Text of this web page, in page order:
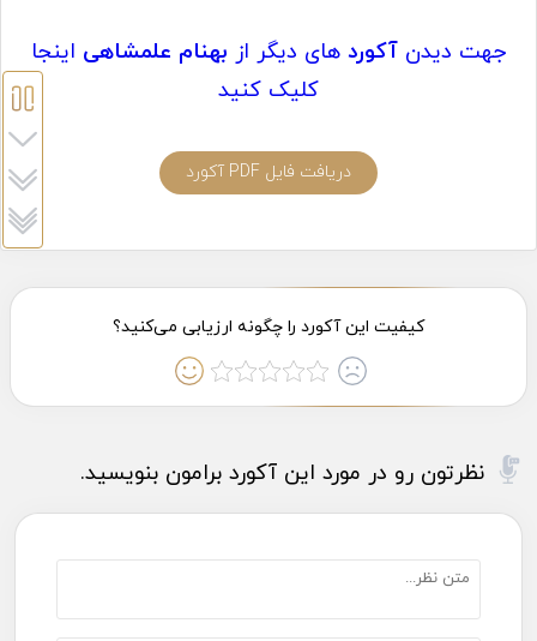
جهت دیدن آکورد های دیگر از بهنام علمشاهی اینجا
کلیک کنید
دریافت فایل PDF آکورد
نظرتون رو در مورد این آکورد برامون بنویسید.